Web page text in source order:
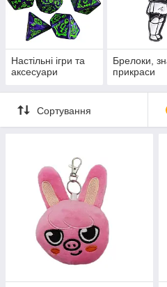
Настільні ігри та
аксесуари
Брелоки,
прикраси
Сортування